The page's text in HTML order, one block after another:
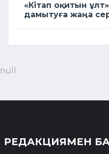
«Кітап оқитын
дамытуға жаңа
null
РЕДАКЦИЯМЕН